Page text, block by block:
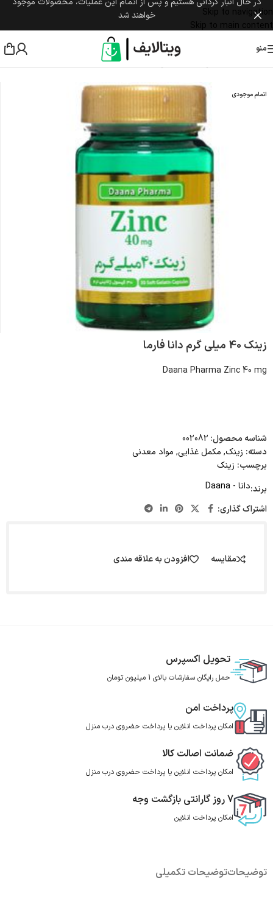
Skip to navigation
Skip to main content
خواهند شد
منو
اتمام موجودی
زینک 40 میلی گرم دانا فارما
Daana Pharma Zinc 40 mg
شناسه محصول: 002082
دسته: زینک, مکمل غذایی, مواد معدنی
برچسب: زینک
برند:دانا - Daana
اشتراک گذاری:
مقایسه افزودن به علاقه مندی
تحویل اکسپرس
حمل رایگان سفارشات بالای 1 میلیون تومان
پرداخت امن
امکان پرداخت انلاین یا پرداخت حضروی درب منزل
ضمانت اصالت کالا
امکان پرداخت انلاین یا پرداخت حضروی درب منزل
7 روز گارانتی بازگشت وجه
امکان پرداخت انلاین
توضیحاتتوضیحات تکمیلی